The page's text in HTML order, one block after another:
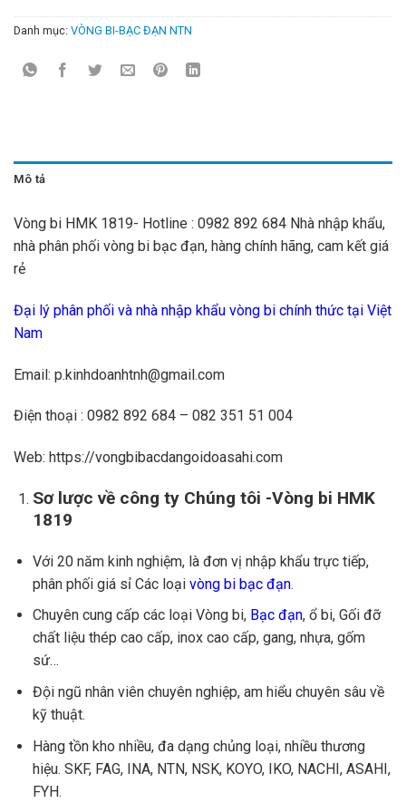
Danh mục: VÒNG BI-BẠC ĐẠN NTN
Mô tả
Vòng bi HMK 1819- Hotline : 0982 892 684 Nhà nhập khẩu,
nhà phân phối vòng bi bạc đạn, hàng chính hãng, cam kết giá
rẻ
Đại lý phân phối và nhà nhập khẩu vòng bi chính thức tại Việt
Nam
Email: p.kinhdoanhtnh@gmail.com
Điện thoại : 0982 892 684 – 082 351 51 004
Web: https://vongbibacdangoidoasahi.com
Sơ lược về công ty Chúng tôi -Vòng bi HMK
1819
Với 20 năm kinh nghiệm, là đơn vị nhập khẩu trực tiếp,
phân phối giá sỉ Các loại vòng bi bạc đạn.
Chuyên cung cấp các loại Vòng bi, Bạc đạn, ổ bi, Gối đỡ
chất liệu thép cao cấp, inox cao cấp, gang, nhựa, gốm
sứ…
Đội ngũ nhân viên chuyên nghiệp, am hiểu chuyên sâu về
kỹ thuật.
Hàng tồn kho nhiều, đa dạng chủng loại, nhiều thương
hiệu. SKF, FAG, INA, NTN, NSK, KOYO, IKO, NACHI, ASAHI,
FYH.